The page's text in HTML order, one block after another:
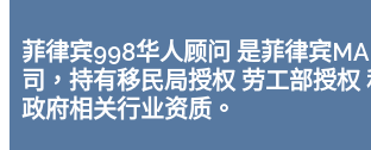
菲律宾998华人顾问 是菲律宾
司，持有移民局授权 劳工部授权
政府相关行业资质。